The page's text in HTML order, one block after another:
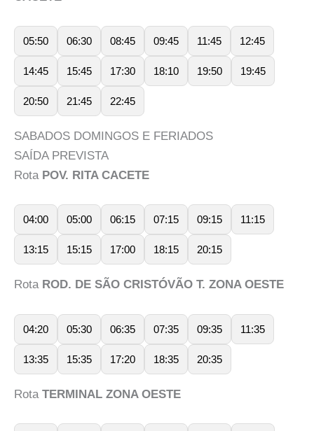
05:50 06:30 08:45 09:45 11:45 12:45
14:45 15:45 17:30 18:10 19:50 19:45
20:50 21:45 22:45
SABADOS DOMINGOS E FERIADOS
SAÍDA PREVISTA
Rota POV. RITA CACETE
04:00 05:00 06:15 07:15 09:15 11:15
13:15 15:15 17:00 18:15 20:15
Rota ROD. DE SÃO CRISTÓVÃO T. ZONA OESTE
04:20 05:30 06:35 07:35 09:35 11:35
13:35 15:35 17:20 18:35 20:35
Rota TERMINAL ZONA OESTE